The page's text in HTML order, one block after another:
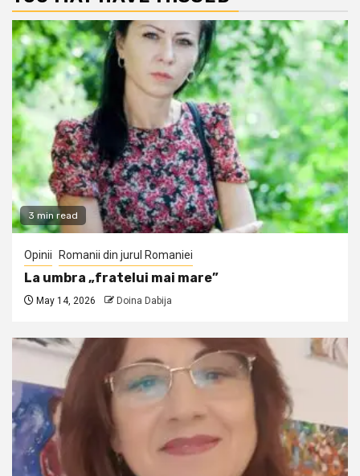
3 min read
Opinii Romanii din jurul Romaniei
La umbra „fratelui mai mare”
May 14, 2026 Doina Dabija